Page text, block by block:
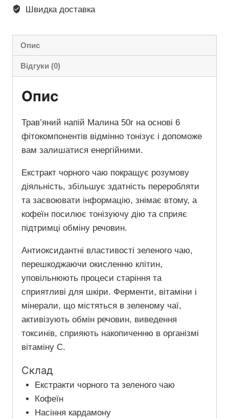
Швидка доставка
Опис
Відгуки (0)
Опис
Трав’яний напій Малина 50г на основі 6
фітокомпонентів відмінно тонізує і допоможе
вам залишатися енергійними.
Екстракт чорного чаю покращує розумову
діяльність, збільшує здатність переробляти
та засвоювати інформацію, знімає втому, а
кофеїн посилює тонізуючу дію та сприяє
підтримці обміну речовин.
Антиоксидантні властивості зеленого чаю,
перешкоджаючи окисленню клітин,
уповільнюють процеси старіння та
сприятливі для шкіри. Ферменти, вітаміни і
мінерали, що містяться в зеленому чаї,
активізують обмін речовин, виведення
токсинів, сприяють накопиченню в організмі
вітаміну С.
Склад
Екстракти чорного та зеленого чаю
Кофеїн
Насіння кардамону